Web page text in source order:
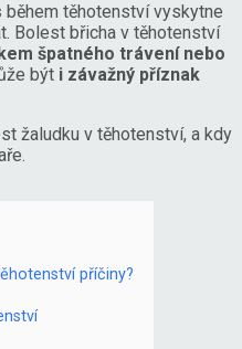
těhotenství vyskytne
Bolest břicha v těhotenství
špatného trávení nebo
být i závažný příznak
žaludku v těhotenství, a kdy
příčiny?